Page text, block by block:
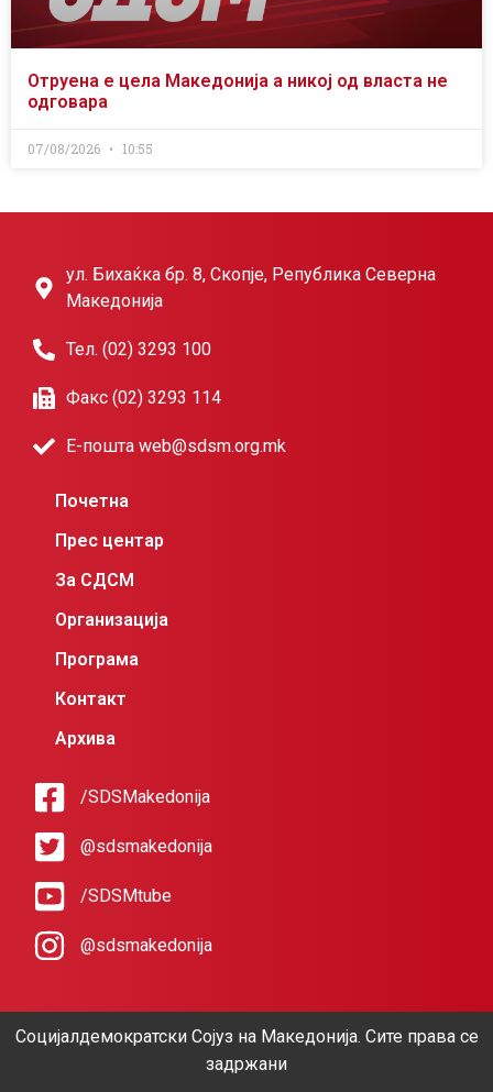
Отруена е цела Македонија а никој од власта не
одговара
07/08/2026 10:55
ул. Бихаќка бр. 8, Скопје, Република Северна
Македонија
Тел. (02) 3293 100
Факс (02) 3293 114
Е-пошта web@sdsm.org.mk
Почетна
Прес центар
За СДСМ
Организација
Програма
Контакт
Архива
/SDSMakedonija
@sdsmakedonija
/SDSMtube
@sdsmakedonija
Социјалдемократски Сојуз на Македонија. Сите права се
задржани